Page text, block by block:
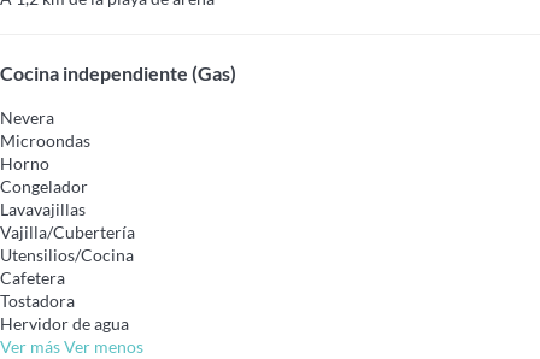
Cocina independiente (Gas)
Nevera
Microondas
Horno
Congelador
Lavavajillas
Vajilla/Cubertería
Utensilios/Cocina
Cafetera
Tostadora
Hervidor de agua
Ver másVer menos